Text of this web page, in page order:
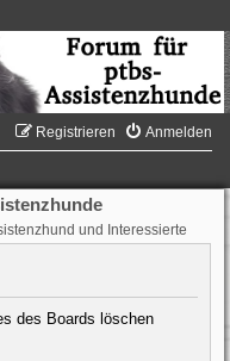
Anmelden
Registrieren
und Interessierte
des Boards löschen